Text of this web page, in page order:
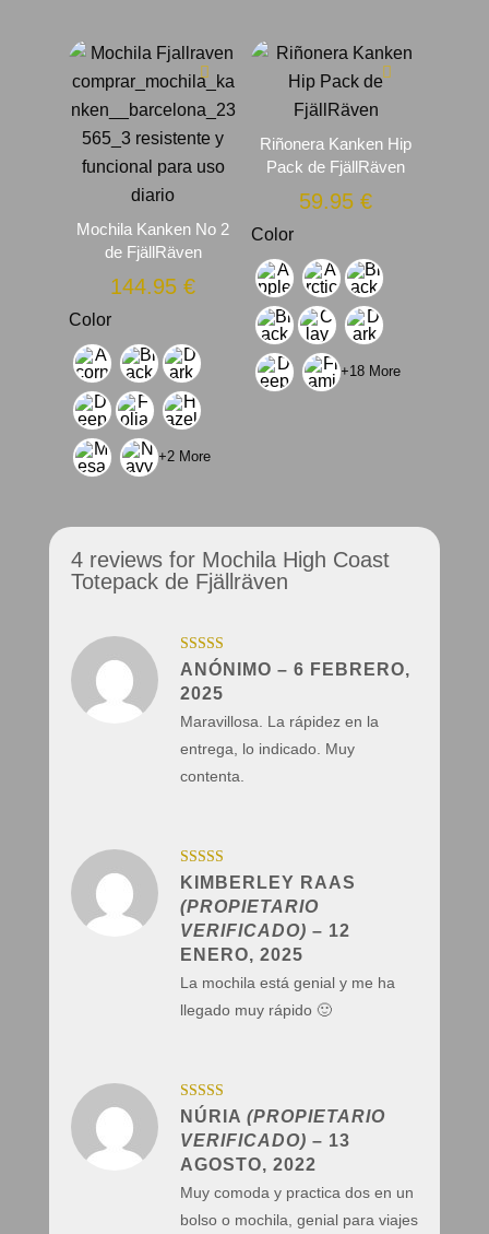
Mochila Kanken No 2
de FjällRäven
144.95€
Color
+2 More
Riñonera Kanken Hip
Pack de FjällRäven
59.95€
Color
+18 More
4 reviews for Mochila High Coast
Totepack de Fjällräven
Valorado con
ANÓNIMO – 6 FEBRERO,
2025
Maravillosa. La rápidez en la
entrega, lo indicado. Muy
contenta.
Valorado con
KIMBERLEY RAAS
(PROPIETARIO
VERIFICADO) – 12
ENERO, 2025
La mochila está genial y me ha
llegado muy rápido 🙂
Valorado con
NÚRIA (PROPIETARIO
VERIFICADO) – 13
AGOSTO, 2022
Muy comoda y practica dos en un
bolso o mochila, genial para viajes